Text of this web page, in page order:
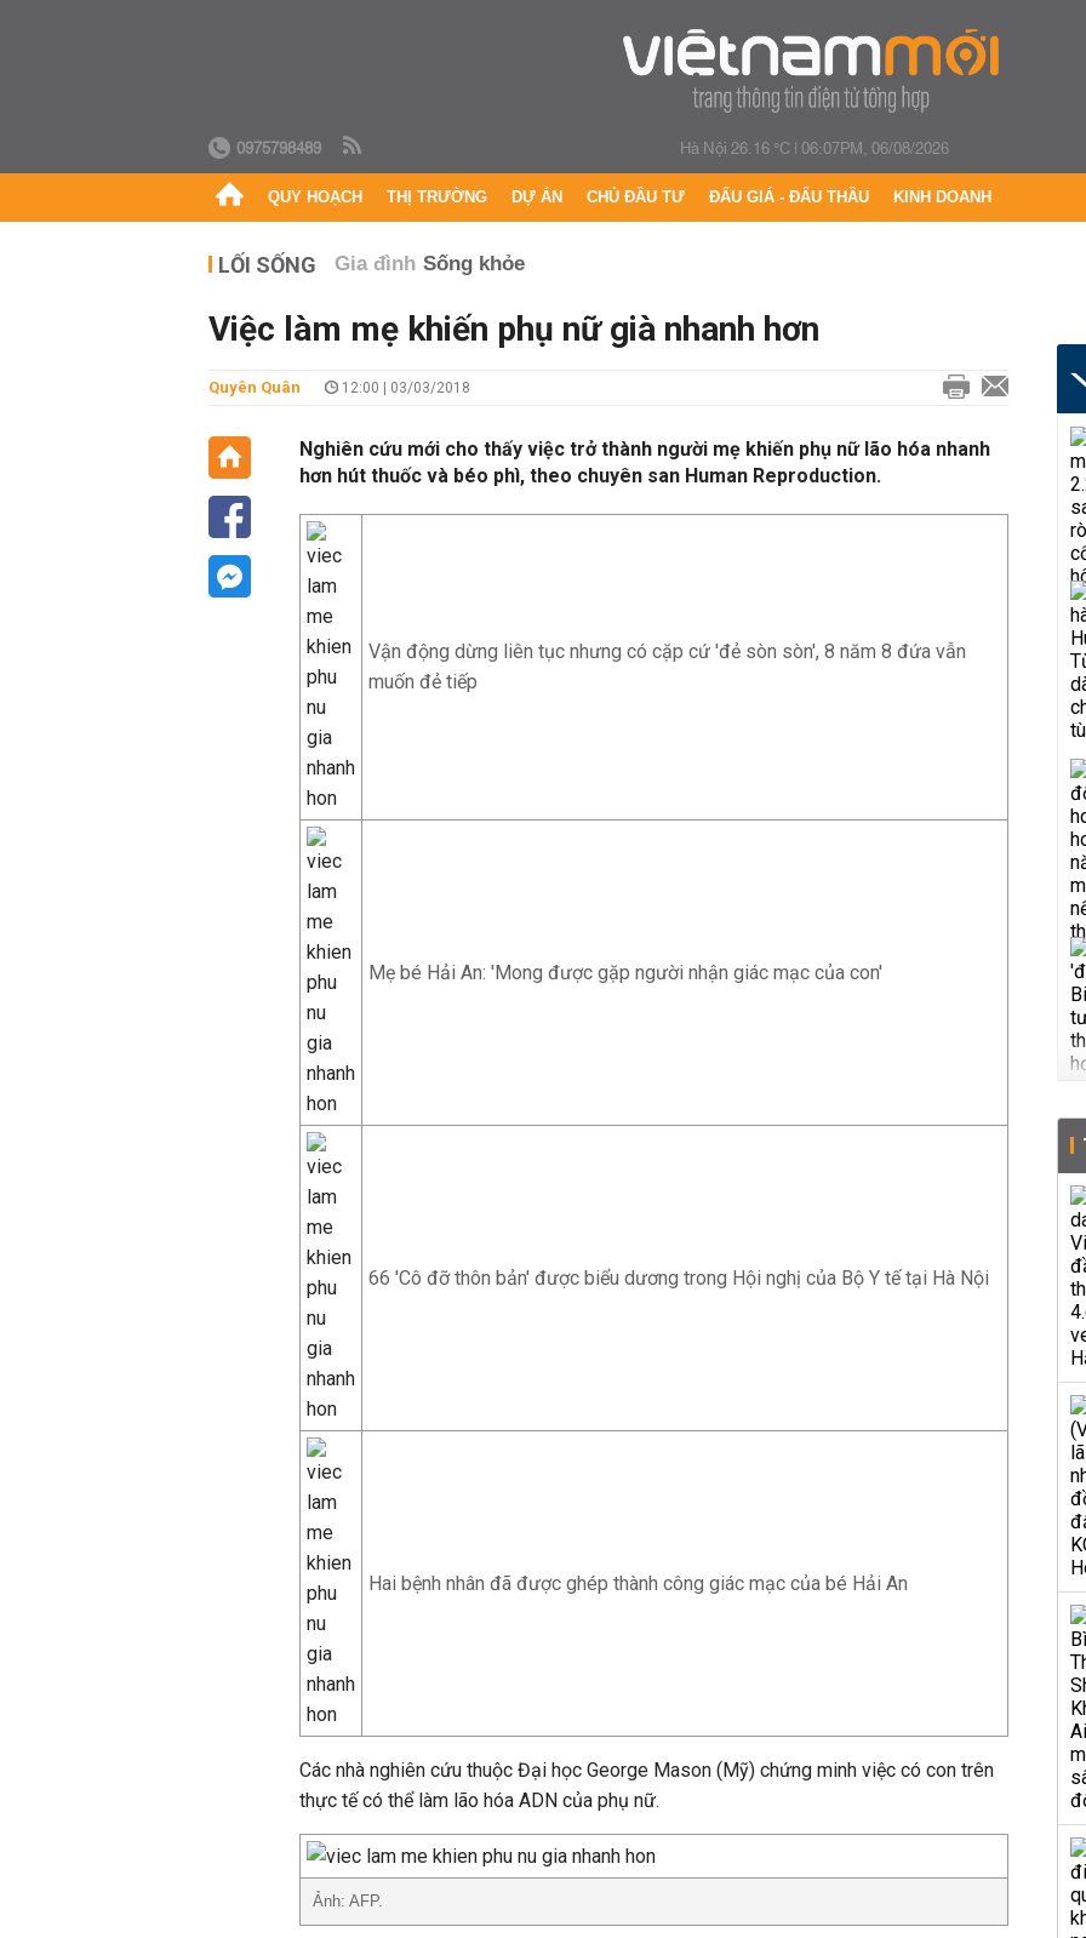
0975798489 Hà Nội 26.16 °C|06:07PM, 06/08/2026
QUY HOẠCH THỊ TRƯỜNG DỰ ÁN CHỦ ĐẦU TƯ ĐẤU GIÁ - ĐẤU THẦU KINH DOANH
LỐI SỐNG Gia đình Sống khỏe
Việc làm mẹ khiến phụ nữ già nhanh hơn
Quyên Quân 12:00 | 03/03/2018
Nghiên cứu mới cho thấy việc trở thành người mẹ khiến phụ nữ lão hóa nhanh
hơn hút thuốc và béo phì, theo chuyên san Human Reproduction.
Vận động dừng liên tục nhưng có cặp cứ 'đẻ sòn sòn', 8 năm 8 đứa vẫn
muốn đẻ tiếp
Mẹ bé Hải An: 'Mong được gặp người nhận giác mạc của con'
66 'Cô đỡ thôn bản' được biểu dương trong Hội nghị của Bộ Y tế tại Hà Nội
Hai bệnh nhân đã được ghép thành công giác mạc của bé Hải An
Các nhà nghiên cứu thuộc Đại học George Mason (Mỹ) chứng minh việc có con trên
thực tế có thể làm lão hóa ADN của phụ nữ.
Ảnh: AFP.